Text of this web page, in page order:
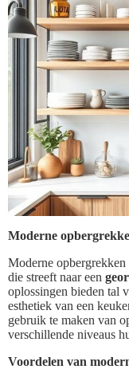
Moderne
Moderne
die streeft naar een
oplossingen bieden tal
esthetiek van een
gebruik te maken van
verschillende niveaus
Voordelen van